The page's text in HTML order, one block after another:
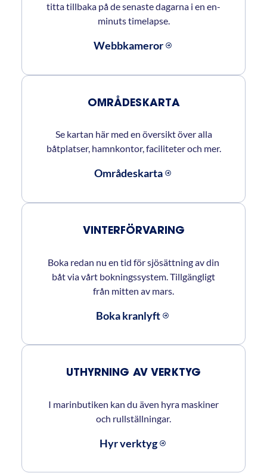
titta tillbaka på de senaste dagarna i en en-
minuts timelapse.
Webbkameror
OMRÅDESKARTA
Se kartan här med en översikt över alla
båtplatser, hamnkontor, faciliteter och mer.
Områdeskarta
VINTERFÖRVARING
Boka redan nu en tid för sjösättning av din
båt via vårt bokningssystem. Tillgängligt
från mitten av mars.
Boka kranlyft
UTHYRNING AV VERKTYG
I marinbutiken kan du även hyra maskiner
och rullställningar.
Hyr verktyg